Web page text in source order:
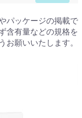
パッケージの掲載で
含有量などの規格を
お願いいたします。